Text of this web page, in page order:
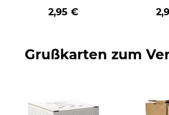
Weihnachten - HO
HO HO - rot
2,95 €
HO HO
Grußkarten zum